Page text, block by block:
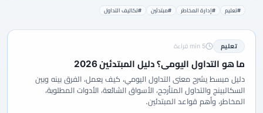
#تعليم #إدارة المخاطر #مبتدئين #تكاليف التداول
تعليم 5 min قراءة
ما هو التداول اليومي؟ دليل المبتدئين 2026
دليل مبسط يشرح معنى التداول اليومي، كيف يعمل، الفرق بينه وبين
السكالبينج والتداول المتأرجح، الأسواق الشائعة، الأدوات المطلوبة،
المخاطر، وأهم قواعد المبتدئين.